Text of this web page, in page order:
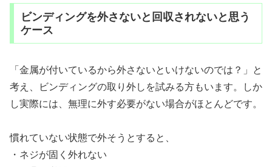
ビンディングを外さないと回収されないと思う
ケース
「金属が付いているから外さないといけないのでは？」と
考え、ビンディングの取り外しを試みる方もいます。しか
し実際には、無理に外す必要がない場合がほとんどです。
慣れていない状態で外そうとすると、
・ネジが固く外れない